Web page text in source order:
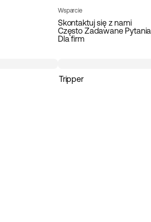
Wsparcie
Skontaktuj się z nami
Często Zadawane Pytania
Dla firm
Tripper